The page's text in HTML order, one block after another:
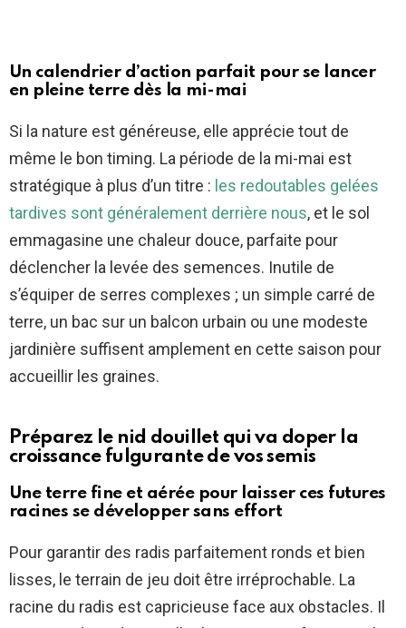
Un calendrier d’action parfait pour se lancer
en pleine terre dès la mi-mai
Si la nature est généreuse, elle apprécie tout de
même le bon timing. La période de la mi-mai est
stratégique à plus d’un titre : les redoutables gelées
tardives sont généralement derrière nous, et le sol
emmagasine une chaleur douce, parfaite pour
déclencher la levée des semences. Inutile de
s’équiper de serres complexes ; un simple carré de
terre, un bac sur un balcon urbain ou une modeste
jardinière suffisent amplement en cette saison pour
accueillir les graines.
Préparez le nid douillet qui va doper la
croissance fulgurante de vos semis
Une terre fine et aérée pour laisser ces futures
racines se développer sans effort
Pour garantir des radis parfaitement ronds et bien
lisses, le terrain de jeu doit être irréprochable. La
racine du radis est capricieuse face aux obstacles. Il